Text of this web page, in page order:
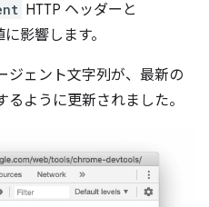
HTTP ヘッダーと
に影響します。
ジェント文字列が、最新の
ように更新されました。